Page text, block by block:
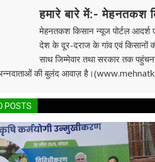
हमारे बारे में:- मेहनतकश
मेहनतकश किसान न्यूज पोर्टल आदर्श
देश के दूर-दराज के गांव एवं किसानों
साथ जिम्मेवार तथा सरकार तक
की बुलंद आवाज़
POSTS